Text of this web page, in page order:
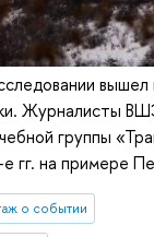
Журналисты
группы
гг. на примере
о событии